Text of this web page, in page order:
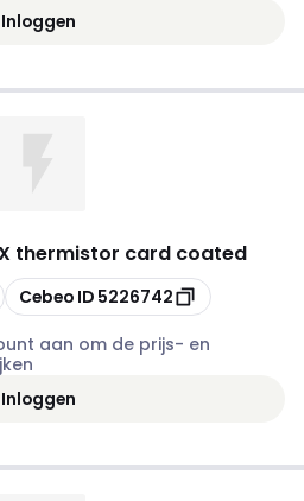
Inloggen
thermistor card coated
Kopiëren
Cebeo ID 5226742
aan om de prijs- en
Inloggen